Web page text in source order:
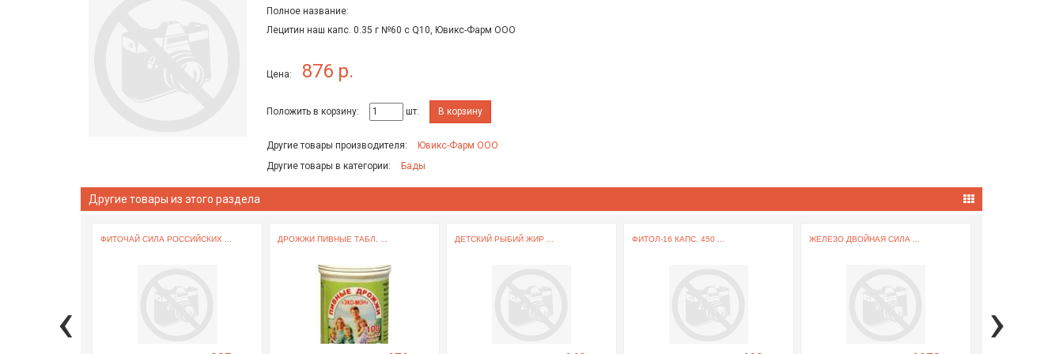
Полное название:
Лецитин наш капс. 0.35 г №60 с Q10, Ювикс-Фарм ООО
Цена: 876 р.
Положить в корзину: шт. В корзину
Другие товары производителя:
Ювикс-Фарм ООО
Другие товары в категории:
Бады
Другие товары из этого раздела
ФИТОЧАЙ СИЛА РОССИЙСКИХ ... ДРОЖЖИ ПИВНЫЕ ТАБЛ. ... ДЕТСКИЙ РЫБИЙ ЖИР ... ФИТОЛ-16 КАПС. 450 ... ЖЕЛЕЗО ДВОЙНАЯ СИЛА ...
‹ ›